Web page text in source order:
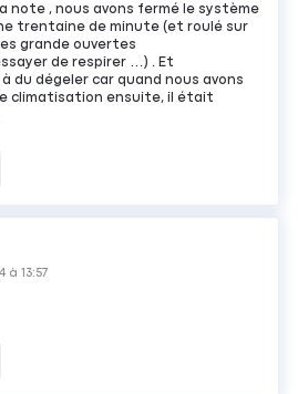
note , nous avons fermé le système
trentaine de minute (et roulé sur
grande ouvertes
de respirer …) . Et
du dégeler car quand nous avons
climatisation ensuite, il était
à13:57